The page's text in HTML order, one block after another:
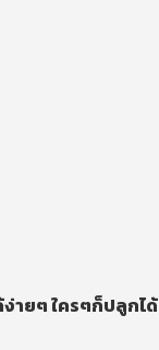
ายๆ ใครๆก็ปลูกได้